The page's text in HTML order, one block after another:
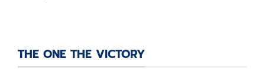
THE ONE THE VICTORY